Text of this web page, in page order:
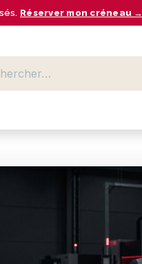
Réserver mon créneau →